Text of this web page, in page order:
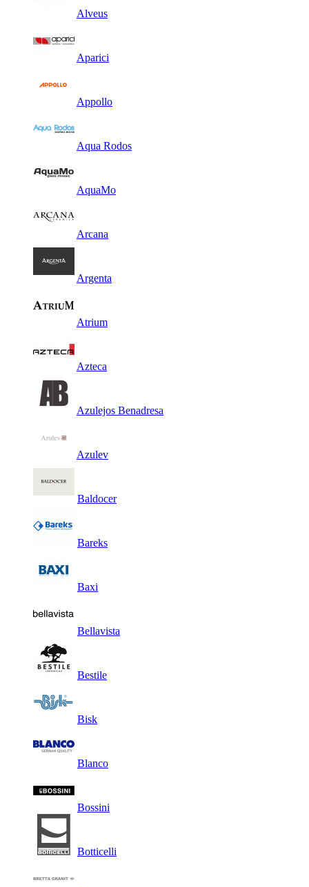
Alveus
Aparici
Appollo
Aqua Rodos
AquaMo
Arcana
Argenta
Atrium
Azteca
Azulejos Benadresa
Azulev
Baldocer
Bareks
Baxi
Bellavista
Bestile
Bisk
Blanco
Bossini
Botticelli